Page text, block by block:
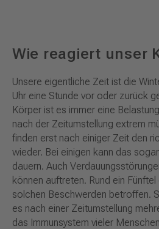
Wie reagiert unser
Unsere eigentliche Zeit ist die
Uhr eine Stunde vor oder zurück
Körper ist es immer eine
nach der Zeitumstellung extrem
finden erst nach einiger Zeit den
wieder. Bei einigen kann das
dauern. Auch
können auftreten. Rund ein
solchen Beschwerden betroffen.
es nach einer Zeitumstellung
das Immunsystem vieler